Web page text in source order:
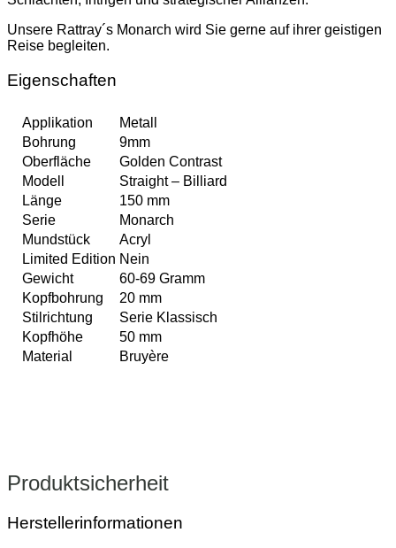
Unsere Rattray´s Monarch wird Sie gerne auf ihrer geistigen
Reise begleiten.
Eigenschaften
Applikation
Metall
Bohrung
9mm
Oberfläche
Golden Contrast
Modell
Straight – Billiard
Länge
150 mm
Serie
Monarch
Mundstück
Acryl
Limited Edition Nein
Gewicht
60-69 Gramm
Kopfbohrung
20 mm
Stilrichtung
Serie Klassisch
Kopfhöhe
50 mm
Material
Bruyère
Produktsicherheit
Herstellerinformationen